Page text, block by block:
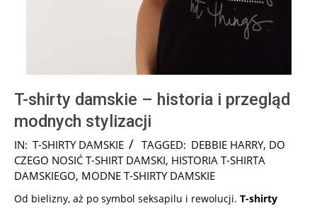
T-shirty damskie – historia i przegląd
modnych stylizacji
2025-
08-
01
IN: T-SHIRTY DAMSKIE TAGGED: DEBBIE HARRY, DO
CZEGO NOSIĆ T-SHIRT DAMSKI, HISTORIA T-SHIRTA
DAMSKIEGO, MODNE T-SHIRTY DAMSKIE
Od bielizny, aż po symbol seksapilu i rewolucji. T-shirty